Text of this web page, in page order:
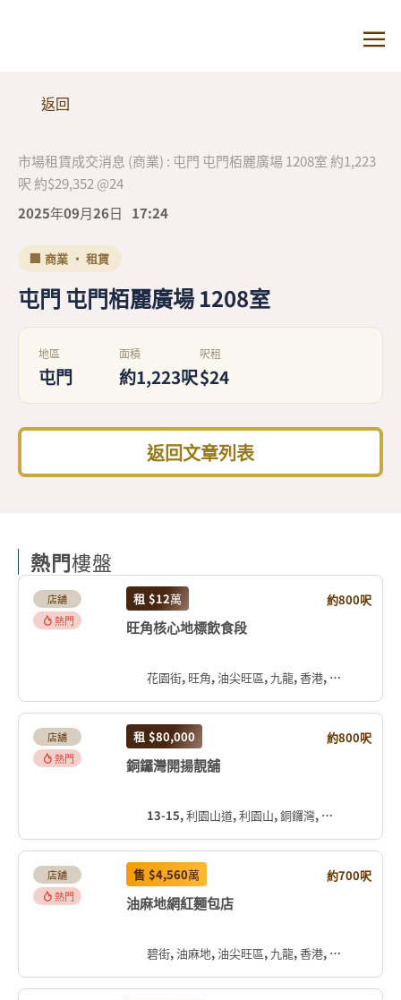
返回
市場租賃成交消息 (商業) : 屯門 屯門栢麗廣場 1208室 約1,223
呎 約$29,352 @24
2025年09月26日
17:24
🏢 商業 · 租賃
屯門 屯門栢麗廣場 1208室
地區
屯門
面積
約1,223呎
呎租
$24
返回文章列表
熱門樓盤
店舖
熱門
租 $12萬 約800呎
旺角核心地標飲食段
花園街, 旺角, 油尖旺區, 九龍, 香港, 中国
店舖
熱門
租 $80,000 約800呎
銅鑼灣開揚靚舖
13-15, 利園山道, 利園山, 銅鑼灣, 灣仔區, 香港島, 香港, 中国
店舖
熱門
售 $4,560萬 約700呎
油麻地網紅麵包店
碧街, 油麻地, 油尖旺區, 九龍, 香港, 中国